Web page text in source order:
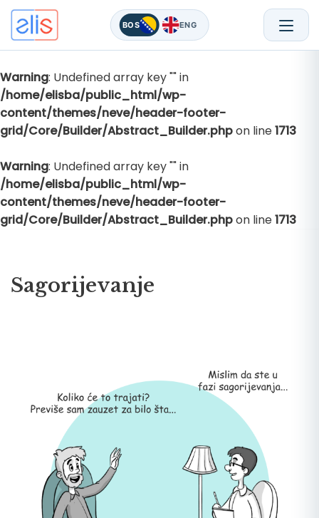
BOS ENG
Skip
to
content
Warning: Undefined array key "" in
/home/elisba/public_html/wp-
content/themes/neve/header-footer-
grid/Core/Builder/Abstract_Builder.phpon line1713
Warning: Undefined array key "" in
/home/elisba/public_html/wp-
content/themes/neve/header-footer-
grid/Core/Builder/Abstract_Builder.phpon line1713
Sagorijevanje